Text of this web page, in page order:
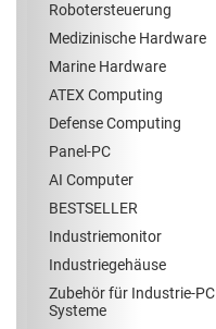
Robotersteuerung
Medizinische Hardware
Marine Hardware
ATEX Computing
Defense Computing
Panel-PC
AI Computer
BESTSELLER
Industriemonitor
Industriegehäuse
Zubehör für Industrie-PC
Systeme